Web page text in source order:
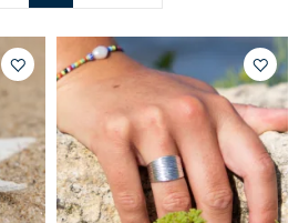
Ajouter
votre
liste
d'envies
à
votre
liste